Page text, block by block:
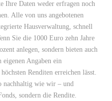
Ihre Daten weder erfragen noch
Alle von uns angebotenen
Hausverwaltung, schnell
Sie die 1000 Euro zehn Jahre
anlegen, sondern bieten auch
Angaben ein
Renditen erreichen lässt.
nachhaltig wie wir – und
sondern die Rendite.